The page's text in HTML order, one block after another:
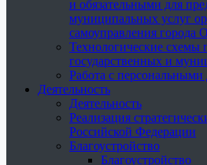
и обязательными для
муниципальных услуг
самоуправления города
Технологические схемы
государственных и
Работа с
Деятельность
Деятельность
Реализация
Российской Федерации
Благоустройство
Благоустройство